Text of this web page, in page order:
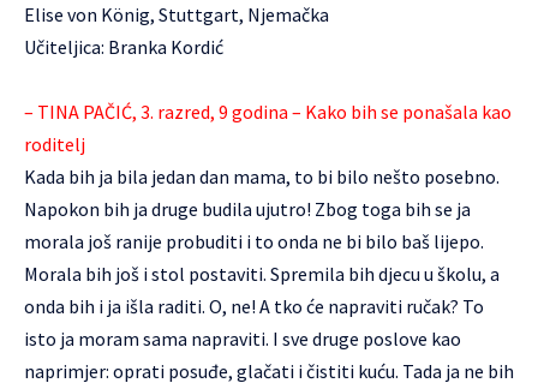
Elise von König, Stuttgart, Njemačka
Učiteljica: Branka Kordić
– TINA PAČIĆ, 3. razred, 9 godina – Kako bih se ponašala kao
roditelj
Kada bih ja bila jedan dan mama, to bi bilo nešto posebno.
Napokon bih ja druge budila ujutro! Zbog toga bih se ja
morala još ranije probuditi i to onda ne bi bilo baš lijepo.
Morala bih još i stol postaviti. Spremila bih djecu u školu, a
onda bih i ja išla raditi. O, ne! A tko će napraviti ručak? To
isto ja moram sama napraviti. I sve druge poslove kao
naprimjer: oprati posuđe, glačati i čistiti kuću. Tada ja ne bih